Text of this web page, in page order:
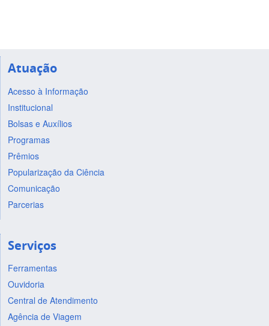
Atuação
Acesso à Informação
Institucional
Bolsas e Auxílios
Programas
Prêmios
Popularização da Ciência
Comunicação
Parcerias
Serviços
Ferramentas
Ouvidoria
Central de Atendimento
Agência de Viagem